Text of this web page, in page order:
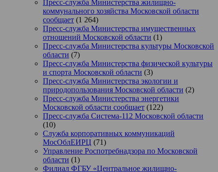
Пресс-служба Министерства жилищно-
коммунального хозяйства Московской области
сообщает (1 264)
Пресс-служба Министерства имущественных
отношений Московской области (1)
Пресс-служба Министерства культуры Московской
области (7)
Пресс-служба Министерства физической культуры
и спорта Московской области (3)
Пресс-служба Министерства экологии и
природопользования Московской области (2)
Пресс-служба Министерства энергетики
Московской области сообщает (122)
Пресс-служба Система-112 Московской области
(10)
Служба корпоративных коммуникаций
МосОблЕИРЦ (71)
Управление Роспотребнадзора по Московской
области (1)
Филиал ФГБУ «Центральное жилищно-